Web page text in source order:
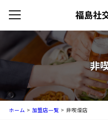
非
ホーム > 加盟店一覧 > 非喫煙店